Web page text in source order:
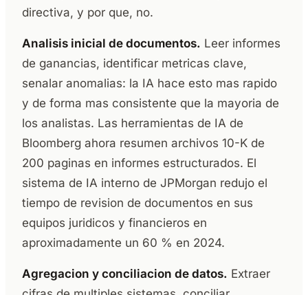
directiva, y por que, no.
Analisis inicial de documentos. Leer informes
de ganancias, identificar metricas clave,
senalar anomalias: la IA hace esto mas rapido
y de forma mas consistente que la mayoria de
los analistas. Las herramientas de IA de
Bloomberg ahora resumen archivos 10-K de
200 paginas en informes estructurados. El
sistema de IA interno de JPMorgan redujo el
tiempo de revision de documentos en sus
equipos juridicos y financieros en
aproximadamente un 60 % en 2024.
Agregacion y conciliacion de datos. Extraer